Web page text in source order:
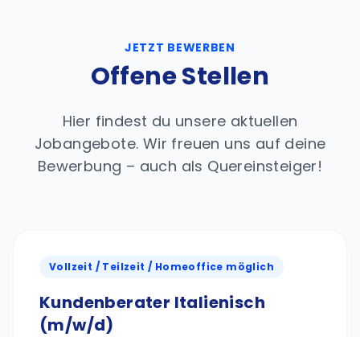
JETZT BEWERBEN
Offene Stellen
Hier findest du unsere aktuellen
Jobangebote. Wir freuen uns auf deine
Bewerbung – auch als Quereinsteiger!
Vollzeit / Teilzeit / Homeoffice möglich
Kundenberater Italienisch
(m/w/d)